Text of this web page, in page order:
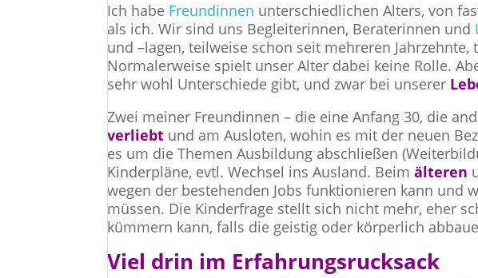
Ich habe Freundinnen unterschiedlichen Alters, von
als ich. Wir sind uns Begleiterinnen, Beraterinnen und
und –lagen, teilweise schon seit mehreren
Normalerweise spielt unser Alter dabei keine Rolle.
sehr wohl Unterschiede gibt, und zwar bei unserer
Zwei meiner Freundinnen – die eine Anfang 30, die
verliebt und am Ausloten, wohin es mit der neuen
es um die Themen Ausbildung abschließen
Kinderpläne, evtl. Wechsel ins Ausland. Beimälteren
wegen der bestehenden Jobs funktionieren kann und
müssen. Die Kinderfrage stellt sich nicht mehr, eher
kümmern kann, falls die geistig oder körperlich
Viel drin im Erfahrungsrucksack